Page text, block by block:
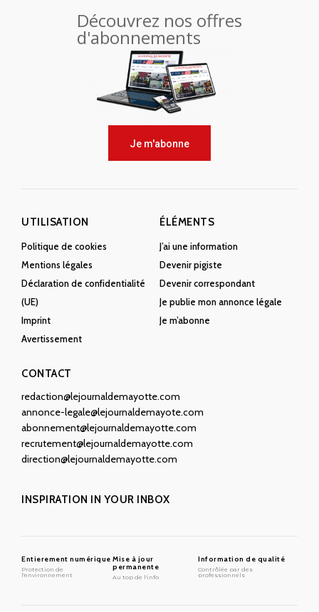
Découvrez nos offres
d'abonnements
Je m'abonne
UTILISATION
Politique de cookies
Mentions légales
Déclaration de confidentialité
(UE)
Imprint
Avertissement
ÉLÉMENTS
J’ai une information
Devenir pigiste
Devenir correspondant
Je publie mon annonce légale
Je m’abonne
CONTACT
redaction@lejournaldemayotte.com
annonce-legale@lejournaldemayote.com
abonnement@lejournaldemayotte.com
recrutement@lejournaldemayotte.com
direction@lejournaldemayotte.com
INSPIRATION IN YOUR INBOX
Entierement numérique
Protection de
l'environnement
Mise à jour
permanente
Au top de l'info
Information de qualité
Contrôlée par des
professionnels